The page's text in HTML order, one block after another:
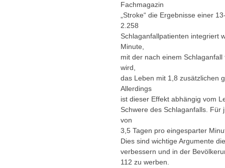
Fachmagazin
„Stroke“ die Ergebnisse einer
2.258
Schlaganfallpatienten integriert
Minute,
mit der nach einem
wird,
das Leben mit 1,8 zusätzlichen
Allerdings
ist dieser Effekt abhängig vom
Schwere des Schlaganfalls.
von
3,5 Tagen pro eingesparter
Dies sind wichtige Argumente
verbessern und in der
112 zu werben.